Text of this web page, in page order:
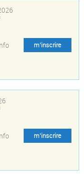
m’inscrire
m’inscrire